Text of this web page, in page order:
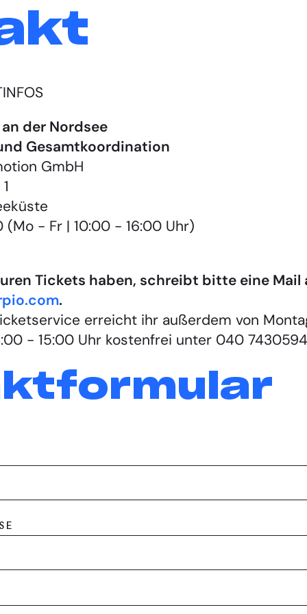
an der Nordsee
Gesamtkoordination
GmbH
(Mo - Fr | 10:00 - 16:00 Uhr)
Tickets haben, schreibt bitte eine Mail
.
erreicht ihr außerdem von
- 15:00 Uhr kostenfrei unter 040